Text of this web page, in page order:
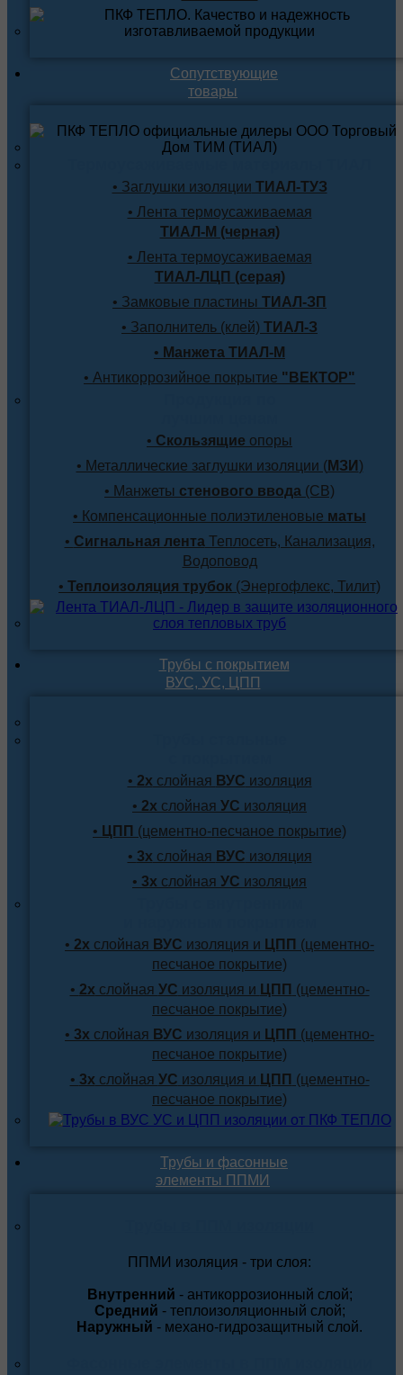
Сопутствующие
товары
• Заглушки изоляции ТИАЛ-ТУЗ
• Лента термоусаживаемая
ТИАЛ-М (черная)
• Лента термоусаживаемая
ТИАЛ-ЛЦП (серая)
• Замковые пластины ТИАЛ-ЗП
• Заполнитель (клей) ТИАЛ-З
• Манжета ТИАЛ-М
• Антикоррозийное покрытие "ВЕКТОР"
• Скользящие опоры
• Металлические заглушки изоляции (МЗИ )
• Манжеты стенового ввода (СВ)
• Компенсационные полиэтиленовые маты
• Сигнальная лентаТеплосеть, Канализация,
Водоповод
• Теплоизоляция трубок (Энергофлекс, Тилит)
Трубы с покрытием
ВУС, УС, ЦПП
• 2х слойная ВУС изоляция
• 2х слойная УС изоляция
• ЦПП (цементно-песчаное покрытие)
• 3х слойная ВУС изоляция
• 3х слойная УС изоляция
• 2х слойная ВУС изоляция и ЦПП (цементно-
песчаное покрытие)
• 2х слойная УС изоляция и ЦПП (цементно-
песчаное покрытие)
• 3х слойная ВУС изоляция и ЦПП (цементно-
песчаное покрытие)
• 3х слойная УС изоляция и ЦПП (цементно-
песчаное покрытие)
Трубы и фасонные
элементы ППМИ
ППМИ изоляция - три слоя:
Внутренний - антикоррозионный слой;
Средний - теплоизоляционный слой;
Наружный - механо-гидрозащитный слой.